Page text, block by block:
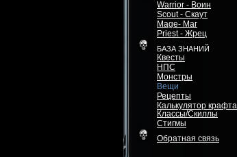
Warrior - Воин
Scout - Скаут
Mage- Маг
Priest - Жрец
БАЗА ЗНАНИЙ
Квесты
НПС
Монстры
Вещи
Рецепты
Калькулятор крафта
Классы/Скиллы
Стигмы
Обратная связь